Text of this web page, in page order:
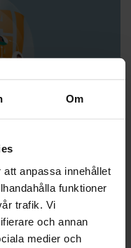
Om
anpassa innehållet
funktioner
trafik. Vi
och annan
medier och
för
​i stort och smått. Vi
i förändring. Är du